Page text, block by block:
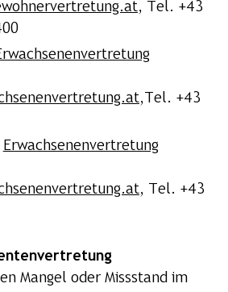
, Tel. +43
,Tel. +43
Erwachsenenvertretung
, Tel. +43
Mangel oder Missstand im